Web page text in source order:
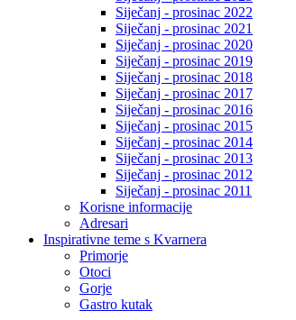
Siječanj - prosinac 2022
Siječanj - prosinac 2021
Siječanj - prosinac 2020
Siječanj - prosinac 2019
Siječanj - prosinac 2018
Siječanj - prosinac 2017
Siječanj - prosinac 2016
Siječanj - prosinac 2015
Siječanj - prosinac 2014
Siječanj - prosinac 2013
Siječanj - prosinac 2012
Siječanj - prosinac 2011
Korisne informacije
Adresari
Inspirativne teme s Kvarnera
Primorje
Otoci
Gorje
Gastro kutak